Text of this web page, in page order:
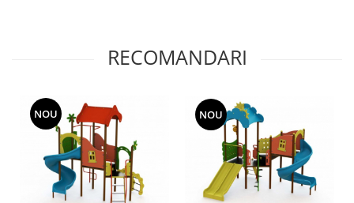
RECOMANDARI
NOU NOU